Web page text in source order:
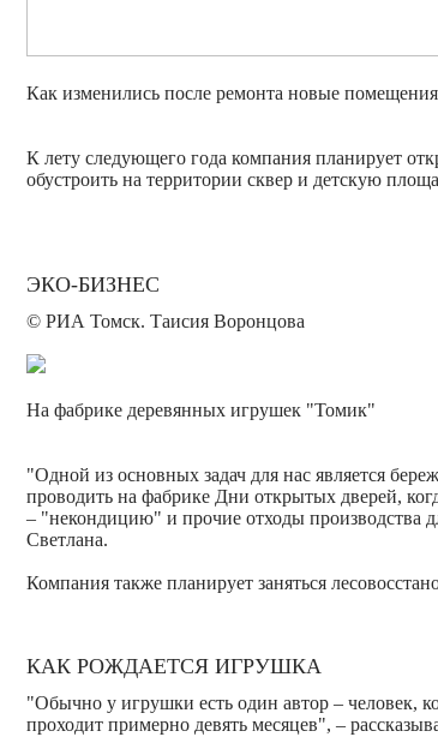
Как изменились после ремонта новые
К лету следующего года компания планирует
обустроить на территории сквер и детскую
ЭКО-БИЗНЕС
© РИА Томск. Таисия Воронцова
На фабрике деревянных игрушек "Томик"
"Одной из основных задач для нас является
проводить на фабрике Дни открытых дверей,
– "некондицию" и прочие отходы производства
Светлана.
Компания также планирует заняться
КАК РОЖДАЕТСЯ ИГРУШКА
"Обычно у игрушки есть один автор – человек,
проходит примерно девять месяцев", –